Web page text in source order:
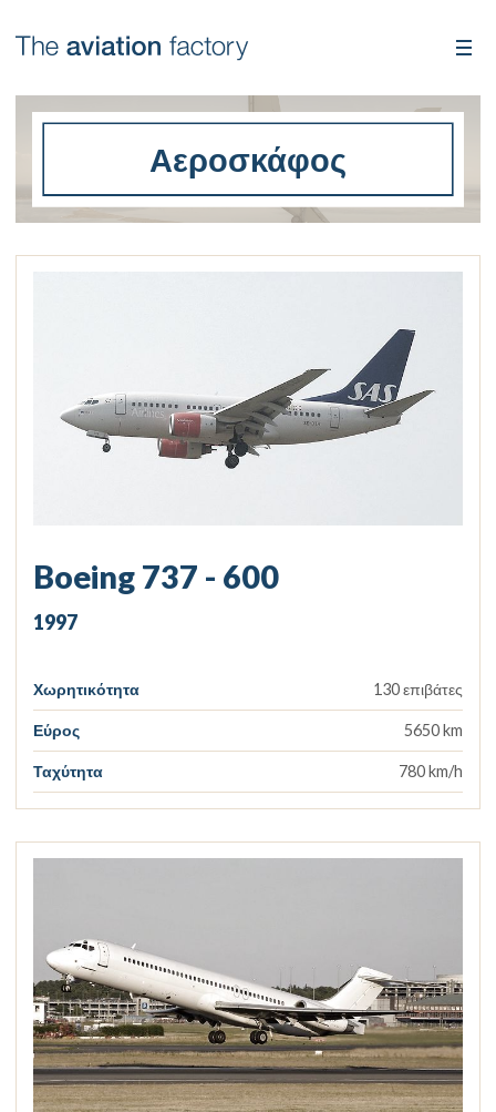
Αεροσκάφος
Boeing 737 - 600
1997
Χωρητικότητα 130 επιβάτες
Εύρος 5650 km
Ταχύτητα 780 km/h